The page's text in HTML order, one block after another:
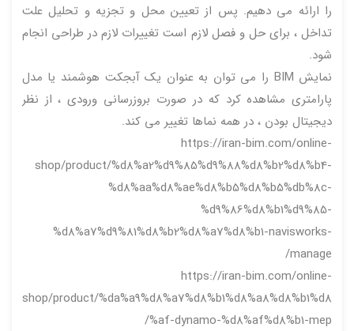
را ارائه می دهیم. پس از تعیین محل و تجزیه و تحلیل علت
تداخل ، برای حل و فصل لازم است تغییرات لازم در طراحی انجام
شود.
نمایش BIM را می توان به عنوان یک آبجکت هوشمند یا مدل
پارامتری مشاهده کرد که در صورت بروزرسانی ورودی ، از نظر
دیجیتال بودن ، در همه نماها تغییر می کند.
https://iran-bim.com/online-
shop/product/%d8%a2%d9%85%d9%88%d8%b2%d8%b4-
%d8%aa%d8%ae%d8%b5%d8%b5%db%8c-
%d9%86%d8%b1%d9%85-
%d8%a7%d9%81%d8%b2%d8%a7%d8%b1-navisworks-
manage/
https://iran-bim.com/online-
shop/product/%da%a9%d8%a7%d8%b1%d8%a8%d8%b1%d8
%af-dynamo-%d8%af%d8%b1-mep/